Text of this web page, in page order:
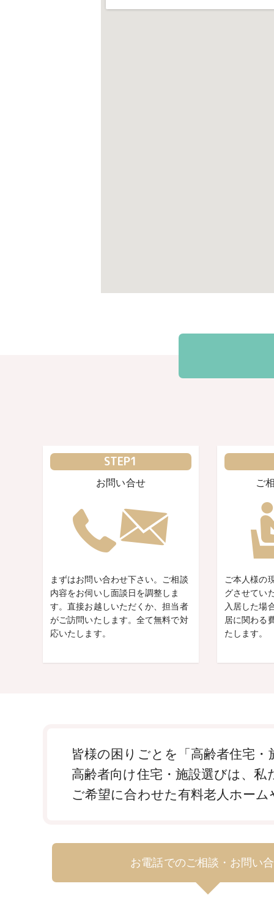
STEP1
お問い合せ
まずはお問い合わせ下さい。ご相談
内容をお伺いし面談日を調整しま
す。直接お越しいただくか、担当者
がご訪問いたします。全て無料で対
応いたします。
ご
ご本人様の
グさせてい
入居した場
居に関わる
たします。
皆様の困りごとを「高齢者住宅
高齢者向け住宅・施設選びは、
ご希望に合わせた有料老人ホー
お電話でのご相談・お問い